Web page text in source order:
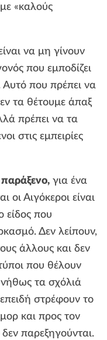
«καλούς
να μη γίνουν
που εμποδίζει
που πρέπει να
τα θέτουμε άπαξ
πρέπει να τα
στις εμπειρίες
παράξενο, για ένα
οι Αιγόκεροι είναι
είδος που
Δεν λείπουν,
άλλους και δεν
που θέλουν
τα σχόλιά
στρέφουν το
και προς τον
παρεξηγούνται.